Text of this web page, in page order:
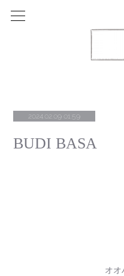
2024.02.09 01:59
BUDI BASA
オオ